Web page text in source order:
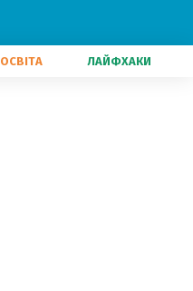
ОСВІТА ЛАЙФХАКИ